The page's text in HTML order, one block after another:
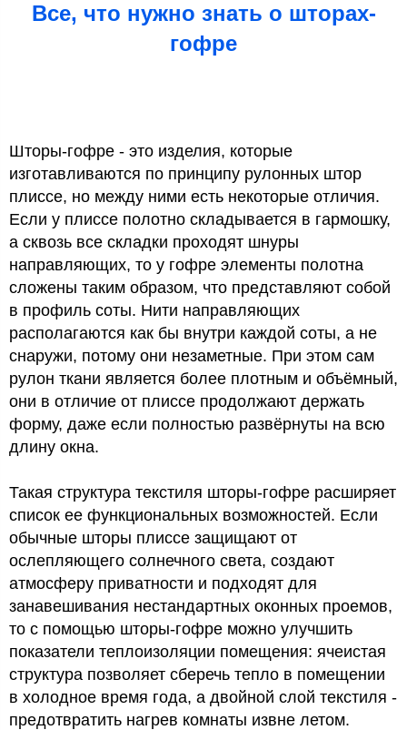
Все, что нужно знать о шторах-
гофре
Шторы-гофре - это изделия, которые
изготавливаются по принципу рулонных штор
плиссе, но между ними есть некоторые отличия.
Если у плиссе полотно складывается в гармошку,
а сквозь все складки проходят шнуры
направляющих, то у гофре элементы полотна
сложены таким образом, что представляют собой
в профиль соты. Нити направляющих
располагаются как бы внутри каждой соты, а не
снаружи, потому они незаметные. При этом сам
рулон ткани является более плотным и объёмный,
они в отличие от плиссе продолжают держать
форму, даже если полностью развёрнуты на всю
длину окна.
Такая структура текстиля шторы-гофре расширяет
список ее функциональных возможностей. Если
обычные шторы плиссе защищают от
ослепляющего солнечного света, создают
атмосферу приватности и подходят для
занавешивания нестандартных оконных проемов,
то с помощью шторы-гофре можно улучшить
показатели теплоизоляции помещения: ячеистая
структура позволяет сберечь тепло в помещении
в холодное время года, а двойной слой текстиля -
предотвратить нагрев комнаты извне летом.